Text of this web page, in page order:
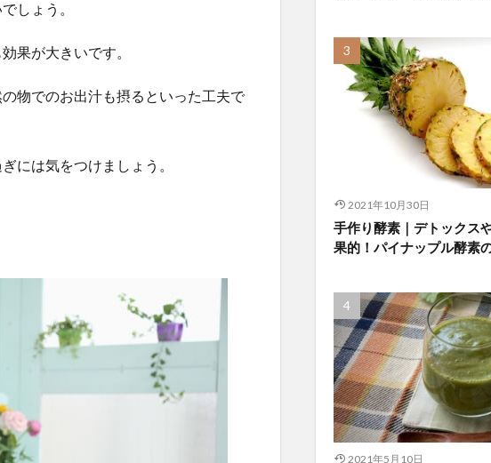
しょう。
果が大きいです。
物でのお出汁も摂るといった工夫で
には気をつけましょう。
2021年10月30日
手作り酵素｜デトックス
果的！パイナップル酵素
2021年5月10日